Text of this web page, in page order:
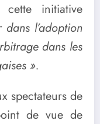
initiative
l’adoption
dans les
».
spectateurs de
de vue de